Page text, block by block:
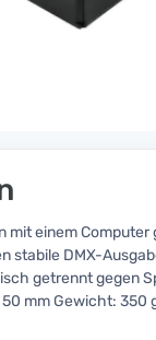
mit einem
stabile DMX-
getrennt gegen
mm Gewicht: 350